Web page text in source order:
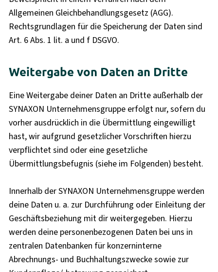
Allgemeinen Gleichbehandlungsgesetz (AGG).
Rechtsgrundlagen für die Speicherung der Daten sind
Art. 6 Abs. 1 lit. a und f DSGVO.
Weitergabe von Daten an Dritte
Eine Weitergabe deiner Daten an Dritte außerhalb der
SYNAXON Unternehmensgruppe erfolgt nur, sofern du
vorher ausdrücklich in die Übermittlung eingewilligt
hast, wir aufgrund gesetzlicher Vorschriften hierzu
verpflichtet sind oder eine gesetzliche
Übermittlungsbefugnis (siehe im Folgenden) besteht.
Innerhalb der SYNAXON Unternehmensgruppe werden
deine Daten u. a. zur Durchführung oder Einleitung der
Geschäftsbeziehung mit dir weitergegeben. Hierzu
werden deine personenbezogenen Daten bei uns in
zentralen Datenbanken für konzerninterne
Abrechnungs- und Buchhaltungszwecke sowie zur